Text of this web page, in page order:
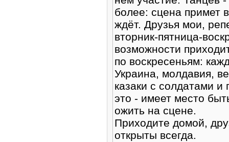
более: сцена примет
ждёт. Друзья мои,
вторник-пятница-
возможности
по воскресеньям:
Украина, молдавия,
казаки с солдатами и
это - имеет место
ожить на сцене.
Приходите домой,
открыты всегда.